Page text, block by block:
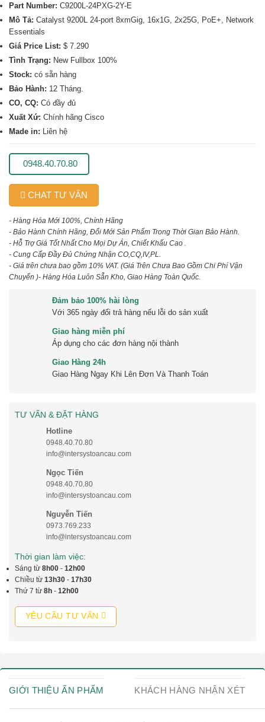
Part Number: C9200L-24PXG-2Y-E
Mô Tả: Catalyst 9200L 24-port 8xmGig, 16x1G, 2x25G, PoE+, Network
Essentials
Giá Price List: $ 7.290
Tình Trạng: New Fullbox 100%
Stock: có sẵn hàng
Bảo Hành: 12 Tháng.
CO, CQ: Có đầy đủ
Xuất Xứ: Chính hãng Cisco
Made in: Liên hệ
0948.40.70.80
CHAT TƯ VẤN
- Hàng Hóa Mới 100%, Chính Hãng
- Bảo Hành Chính Hãng, Đổi Mới Sản Phẩm Trong Thời Gian Bảo Hành.
- Hỗ Trợ Giá Tốt Nhất Cho Mọi Dự Án, Chiết Khấu Cao .
- Cung Cấp Đầy Đủ Chứng Nhận CO,CQ,IV,PL.
- Giá trên chưa bao gồm 10% VAT. (Giá Trên Chưa Bao Gồm Chi Phí Vận
Chuyển )- Hàng Hóa Luôn Sẵn Kho, Giao Hàng Toàn Quốc.
Đảm bảo 100% hài lòng
Với 365 ngày đổi trả hàng nếu lỗi do sản xuất
Giao hàng miễn phí
Áp dụng cho các đơn hàng nội thành
Giao Hàng 24h
Giao Hàng Ngay Khi Lên Đơn Và Thanh Toán
TƯ VẤN & ĐẶT HÀNG
Hotline
0948.40.70.80
info@intersystoancau.com
Ngọc Tiến
0948.40.70.80
info@intersystoancau.com
Nguyễn Tiến
0973.769.233
info@intersystoancau.com
Thời gian làm việc:
Sáng từ 8h00 - 12h00
Chiều từ 13h30 - 17h30
Thứ 7 từ 8h - 12h00
YÊU CẦU TƯ VẤN
GIỚI THIỆU ẤN PHẨM KHÁCH HÀNG NHẬN XÉT